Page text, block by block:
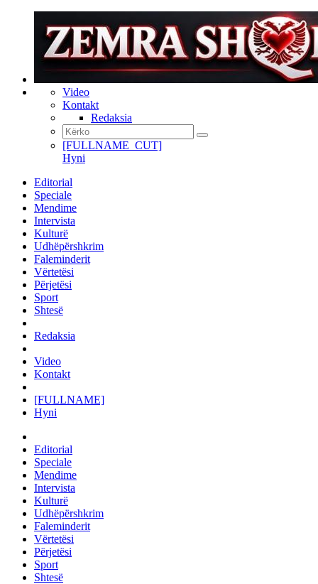
Video
Kontakt
Redaksia
[FULLNAME_CUT]
Hyni
Editorial
Speciale
Mendime
Intervista
Kulturë
Udhëpërshkrim
Faleminderit
Vërtetësi
Përjetësi
Sport
Shtesë
Redaksia
Video
Kontakt
[FULLNAME]
Hyni
Editorial
Speciale
Mendime
Intervista
Kulturë
Udhëpërshkrim
Faleminderit
Vërtetësi
Përjetësi
Sport
Shtesë